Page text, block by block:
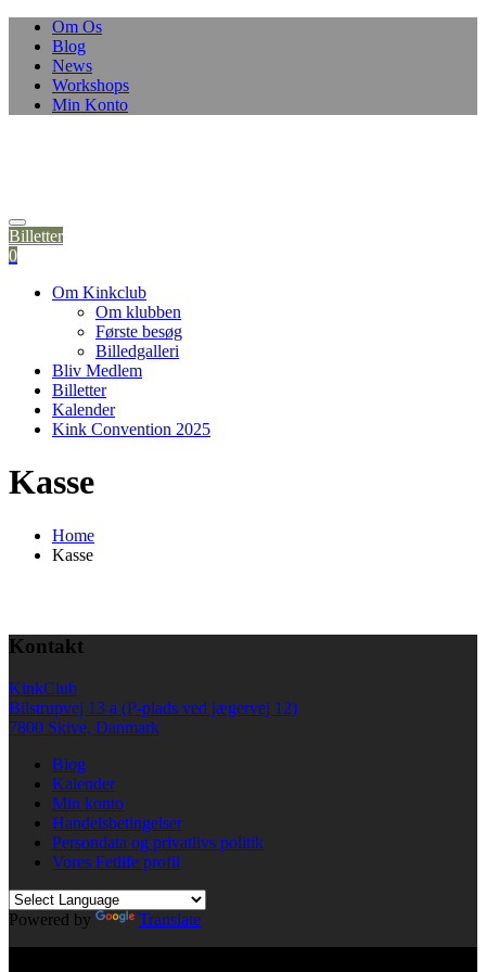
Skip
content
Om Os
Blog
News
Workshops
Min Konto
Billetter
0
Om Kinkclub
Om klubben
Første besøg
Billedgalleri
Bliv Medlem
Billetter
Kalender
Kink Convention 2025
Kasse
Home
Kasse
Kontakt
KinkClub
Bilstrupvej 13 a (P-plads ved jægervej 12)
7800 Skive, Danmark
Blog
Kalender
Min konto
Handelsbetingelser
Persondata og privatlivs politik
Vores Fetlife profil
Powered by
Translate